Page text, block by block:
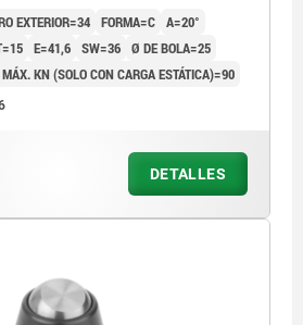
EXTERIOR=34 FORMA=C Α=20°
E=41,6 SW=36 Ø DE BOLA=25
KN (SOLO CON CARGA ESTÁTICA)=90
DETALLES